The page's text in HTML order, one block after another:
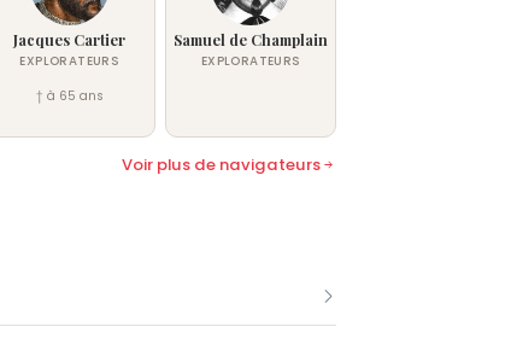
Jacques Cartier
EXPLORATEURS
† à 65 ans
Samuel de Champlain
EXPLORATEURS
Voir plus de navigateurs